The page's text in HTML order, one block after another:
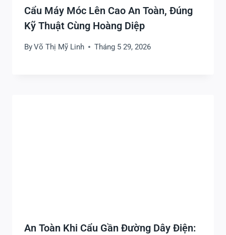
Cẩu Máy Móc Lên Cao An Toàn, Đúng
Kỹ Thuật Cùng Hoàng Diệp
ByVõ Thị Mỹ Linh Tháng 5 29, 2026
An Toàn Khi Cẩu Gần Đường Dây Điện: